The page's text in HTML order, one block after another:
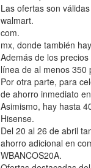
Las ofertas son
walmart.
com.
mx, donde también
Además de los
línea de al menos 350
Por otra parte, para
de ahorro inmediato
Asimismo, hay hasta
Hisense.
Del 20 al 26 de abril
ahorro adicional en
WBANCOS20A.